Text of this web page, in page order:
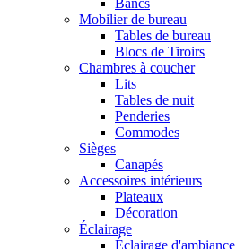
Mobilier de bureau
Tables de bureau
Blocs de Tiroirs
Chambres à coucher
Lits
Tables de nuit
Penderies
Commodes
Sièges
Canapés
Accessoires intérieurs
Plateaux
Décoration
Éclairage
Éclairage d'ambiance